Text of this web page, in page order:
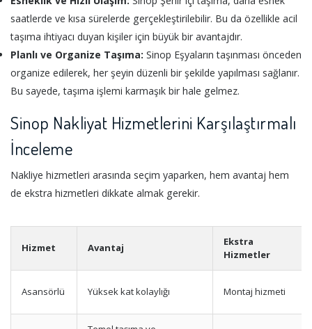
saatlerde ve kısa sürelerde gerçekleştirilebilir. Bu da özellikle acil
taşıma ihtiyacı duyan kişiler için büyük bir avantajdır.
Planlı ve Organize Taşıma: Sinop Eşyaların taşınması önceden
organize edilerek, her şeyin düzenli bir şekilde yapılması sağlanır.
Bu sayede, taşıma işlemi karmaşık bir hale gelmez.
Sinop Nakliyat Hizmetlerini Karşılaştırmalı
İnceleme
Nakliye hizmetleri arasında seçim yaparken, hem avantaj hem
de ekstra hizmetleri dikkate almak gerekir.
Hizmet Avantaj
Ekstra
Hizmetler
Asansörlü Yüksek kat kolaylığı Montaj hizmeti